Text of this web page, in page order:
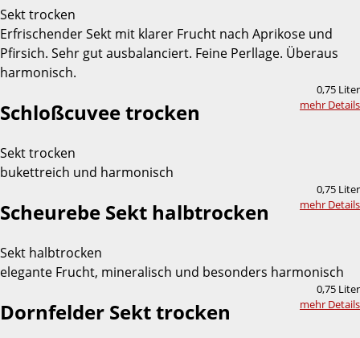
Sekt trocken
Erfrischender Sekt mit klarer Frucht nach Aprikose und
Pfirsich. Sehr gut ausbalanciert. Feine Perllage. Überaus
harmonisch.
0,75 Liter
mehr Details
Schloßcuvee trocken
Sekt trocken
bukettreich und harmonisch
0,75 Liter
mehr Details
Scheurebe Sekt halbtrocken
Sekt halbtrocken
elegante Frucht, mineralisch und besonders harmonisch
0,75 Liter
mehr Details
Dornfelder Sekt trocken